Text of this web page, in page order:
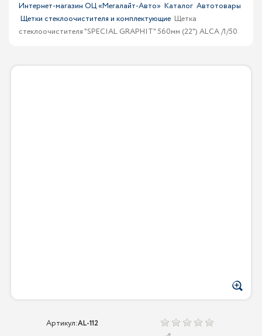
Интернет-магазин ОЦ «Мегалайт-Авто» Каталог Автотовары
Щетки стеклоочистителя и комплектующие Щетка
стеклоочистителя "SPECIAL GRAPHIT" 560мм (22") ALCA /1/50
Артикул:AL-112